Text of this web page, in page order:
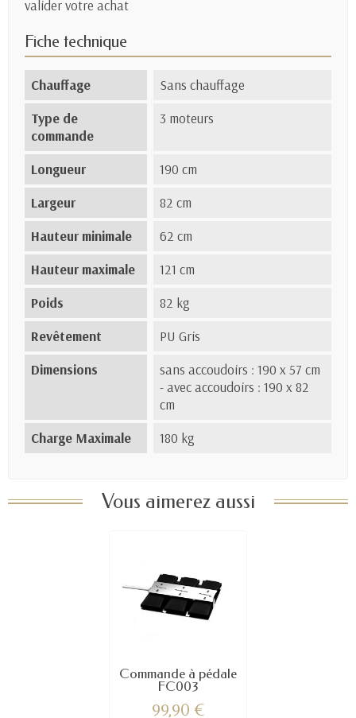
valider votre achat
Fiche technique
Chauffage
Sans chauffage
Type de
commande
3 moteurs
Longueur
190 cm
Largeur
82 cm
Hauteur minimale
62 cm
Hauteur maximale
121 cm
Poids
82 kg
Revêtement
PU Gris
Dimensions
sans accoudoirs : 190 x 57 cm
- avec accoudoirs : 190 x 82
cm
Charge Maximale
180 kg
Vous aimerez aussi
Commande à pédale
FC003
99,90 €